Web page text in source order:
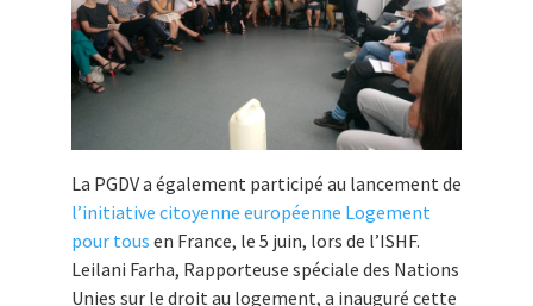
La PGDV a également participé au lancement de
l’initiative citoyenne européenne Logement
pour tous en France, le 5 juin, lors de l’ISHF.
Leilani Farha, Rapporteuse spéciale des Nations
Unies sur le droit au logement, a inauguré cette